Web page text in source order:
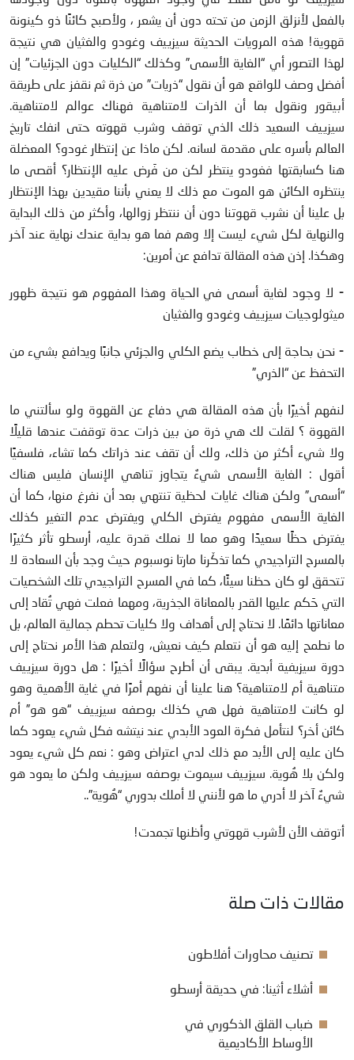
بالفعل لأنزلق الزمن من تحته دون أن يشعر ، ولأصبح كائنًا ذو كينونة
قهوية! هذه المرويات الحديثة سيزييف وغودو والغثيان هي نتيجة
لهذا التصور أي “الغاية الأسمى” وكذلك “الكليات دون الجزئيات” إن
أفضل وصف للواقع هو أن نقول “ذريات” من ذرة ثم نقفز على طريقة
أبيقور ونقول بما أن الذرات لامتناهية فهناك عوالم لامتناهية.
سيزييف السعيد ذلك الذي توقف وشرب قهوته حتى انفك تاريخ
العالم بأسره على مقدمة لسانه. لكن ماذا عن إنتظار غودو؟ المعضلة
هنا كسابقتها فغودو ينتظر لكن من فَرض عليه الإنتظار؟ أقصى ما
ينتظره الكائن هو الموت مع ذلك لا يعني بأننا مقيدين بهذا الإنتظار
بل علينا أن نشرب قهوتنا دون أن ننتظر زوالها، وأكثر من ذلك البداية
والنهاية لكل شيء ليست إلا وهم فما هو بداية عندك نهاية عند آخر
وهكذا. إذن هذه المقالة تدافع عن أمرين:
⁃ لا وجود لغاية أسمى في الحياة وهذا المفهوم هو نتيجة ظهور
ميثولوجيات سيزييف وغودو والغثيان
⁃ نحن بحاجة إلى خطاب يضع الكلي والجزئي جانبًا ويدافع بشيء من
التحفظ عن “الذري”
لنفهم أخيرًا بأن هذه المقالة هي دفاع عن القهوة ولو سألتني ما
القهوة ؟ لقلت لك هي ذرة من بين ذرات عدة توقفت عندها قليلًا
ولا شيء أكثر من ذلك، ولك أن تقف عند ذراتك كما تشاء، فلسفيًا
أقول : الغاية الأسمى شيءٌ يتجاوز تناهي الإنسان فليس هناك
“أسمى” ولكن هناك غايات لحظية تنتهي بعد أن نفرغ منها، كما أن
الغاية الأسمى مفهوم يفترض الكلي ويفترض عدم التغير كذلك
يفترض حظًا سعيدًا وهو مما لا نملك قدرة عليه، أرسطو تأثر كثيرًا
بالمسرح التراجيدي كما تذكّرنا مارتا نوسبوم حيث وجد بأن السعادة لا
تتحقق لو كان حظنا سيئًا، كما في المسرح التراجيدي تلك الشخصيات
التي حَكم عليها القدر بالمعاناة الجذرية، ومهما فعلت فهي تُقاد إلى
معاناتها دائمًا. لا نحتاج إلى أهداف ولا كليات تحطم جمالية العالم، بل
ما نطمح إليه هو أن نتعلم كيف نعيش، ولتعلم هذا الأمر نحتاج إلى
دورة سيزيفية أبدية. يبقى أن أطرح سؤالًا أخيرًا : هل دورة سيزييف
متناهية أم لامتناهية؟ هنا علينا أن نفهم أمرًا في غاية الأهمية وهو
لو كانت لامتناهية فهل هي كذلك بوصفه سيزييف “هو هو” أم
كائن أخر؟ لنتأمل فكرة العود الأبدي عند نيتشه فكل شيء يعود كما
كان عليه إلى الأبد مع ذلك لدي اعتراض وهو : نعم كل شيء يعود
ولكن بلا هُوية. سيزييف سيموت بوصفه سيزييف ولكن ما يعود هو
شيءٌ آخر لا أدري ما هو لأنني لا أملك بدوري “هُوية”..
أتوقف الأن لأشرب قهوتي وأظنها تجمدت!
مقالات ذات صلة
تصنيف محاورات أفلاطون
أشلاء أثينا: في حديقة أرسطو
ضباب القلق الذكوري في
الأوساط الأكاديمية